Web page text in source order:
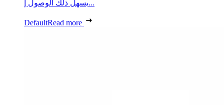
يسهل ذلك الوصول إ...
DefaultRead more